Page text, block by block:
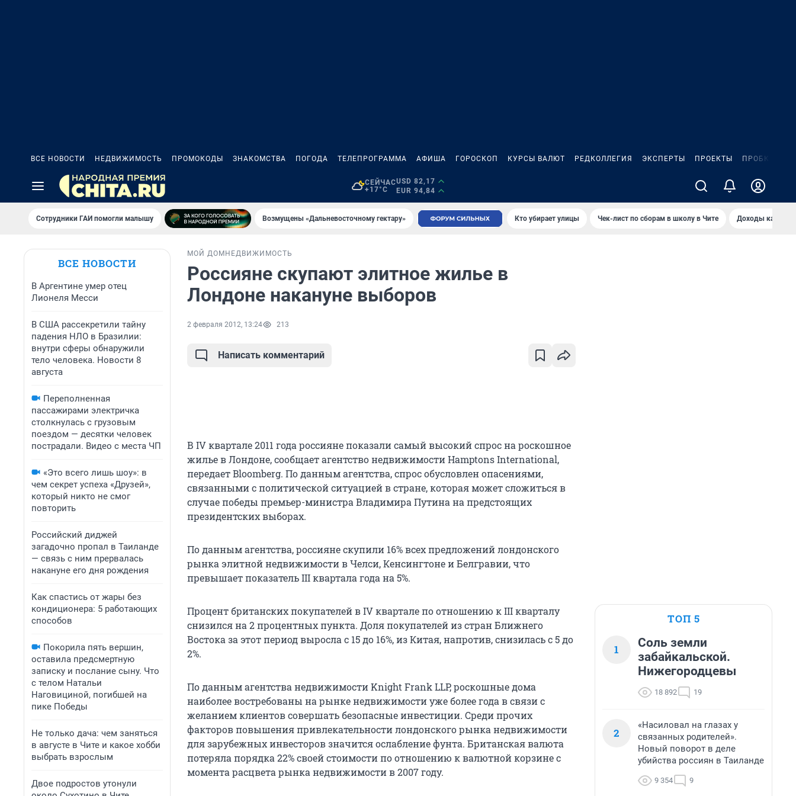
ВСЕ НОВОСТИ НЕДВИЖИМОСТЬ ПРОМОКОДЫ ЗНАКОМСТВА ПОГОДА ТЕЛЕПРОГРАММА АФИША ГОРОСКОП КУРСЫ ВАЛЮТ РЕДКОЛЛЕГИЯ ЭКСПЕРТЫ ПРОЕКТЫ ПРОБКИ
СЕЙЧАС
+17°C
USD 82,17
EUR 94,84
Сотрудники ГАИ помогли малышу Возмущены «Дальневосточному гектару» Кто убирает улицы Чек-лист по сборам в школу в Чите Доходы
ВСЕ НОВОСТИ
В Аргентине умер отец
Лионеля Месси
В США рассекретили тайну
падения НЛО в Бразилии:
внутри сферы обнаружили
тело человека. Новости 8
августа
Переполненная
пассажирами электричка
столкнулась с грузовым
поездом — десятки человек
пострадали. Видео с места ЧП
«Это всего лишь шоу»: в
чем секрет успеха «Друзей»,
который никто не смог
повторить
Российский диджей
загадочно пропал в Таиланде
— связь с ним прервалась
накануне его дня рождения
Как спастись от жары без
кондиционера: 5 работающих
способов
Покорила пять вершин,
оставила предсмертную
записку и послание сыну. Что
с телом Натальи
Наговициной, погибшей на
пике Победы
Не только дача: чем заняться
в августе в Чите и какое хобби
выбрать взрослым
Двое подростов утонули
МОЙ ДОМ НЕДВИЖИМОСТЬ
Россияне скупают элитное жилье в
Лондоне накануне выборов
2 февраля 2012, 13:24 213
Написать комментарий
В IV квартале 2011 года россияне показали самый высокий спрос на роскошное
жилье в Лондоне, сообщает агентство недвижимости Hamptons International,
передает Bloomberg. По данным агентства, спрос обусловлен опасениями,
связанными с политической ситуацией в стране, которая может сложиться в
случае победы премьер-министра Владимира Путина на предстоящих
президентских выборах.
По данным агентства, россияне скупили 16% всех предложений лондонского
рынка элитной недвижимости в Челси, Кенсингтоне и Белгравии, что
превышает показатель III квартала года на 5%.
Процент британских покупателей в IV квартале по отношению к III кварталу
снизился на 2 процентных пункта. Доля покупателей из стран Ближнего
Востока за этот период выросла с 15 до 16%, из Китая, напротив, снизилась с 5 до
2%.
По данным агентства недвижимости Knight Frank LLP, роскошные дома
наиболее востребованы на рынке недвижимости уже более года в связи с
желанием клиентов совершать безопасные инвестиции. Среди прочих
факторов повышения привлекательности лондонского рынка недвижимости
для зарубежных инвесторов значится ослабление фунта. Британская валюта
потеряла порядка 22% своей стоимости по отношению к валютной корзине с
момента расцвета рынка недвижимости в 2007 году.
ТОП 5
1
Соль земли
забайкальской.
Нижегородцевы
18 892 19
2
«Насиловал на глазах у
связанных родителей».
Новый поворот в деле
убийства россиян в Таиланде
9 354 9